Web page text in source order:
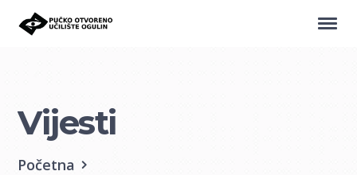
Vijesti
Početna